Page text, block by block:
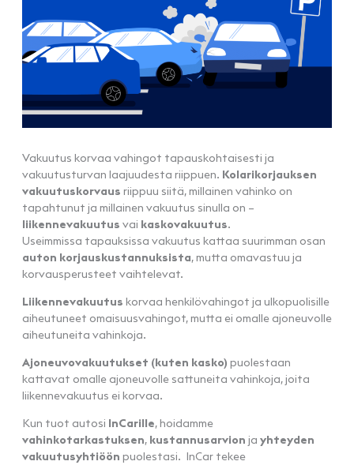
Vakuutus korvaa vahingot tapauskohtaisesti ja
vakuutusturvan laajuudesta riippuen. Kolarikorjauksen
vakuutuskorvaus riippuu siitä, millainen vahinko on
tapahtunut ja millainen vakuutus sinulla on –
liikennevakuutus vai kaskovakuutus.
Useimmissa tapauksissa vakuutus kattaa suurimman osan
auton korjauskustannuksista, mutta omavastuu ja
korvausperusteet vaihtelevat.
Liikennevakuutus korvaa henkilövahingot ja ulkopuolisille
aiheutuneet omaisuusvahingot, mutta ei omalle ajoneuvolle
aiheutuneita vahinkoja.
Ajoneuvovakuutukset (kuten kasko) puolestaan
kattavat omalle ajoneuvolle sattuneita vahinkoja, joita
liikennevakuutus ei korvaa.
Kun tuot autosi InCarille, hoidamme
vahinkotarkastuksen, kustannusarvion ja yhteyden
vakuutusyhtiöön puolestasi. InCar tekee